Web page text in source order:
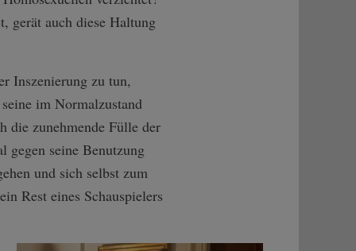
gerät auch diese Haltung
Inszenierung zu tun,
im Normalzustand
die zunehmende Fülle der
gegen seine Benutzung
und sich selbst zum
Rest eines Schauspielers